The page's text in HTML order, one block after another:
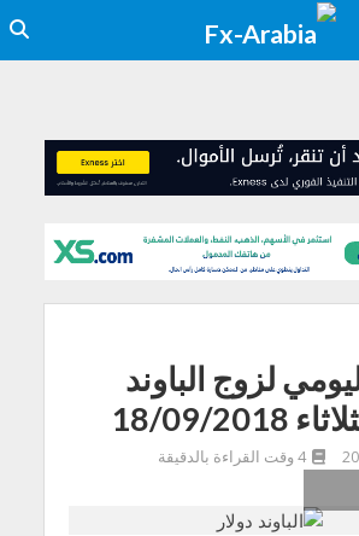
لزوج الباوند
09/2018
4 وقت القراءة بالدقيقة